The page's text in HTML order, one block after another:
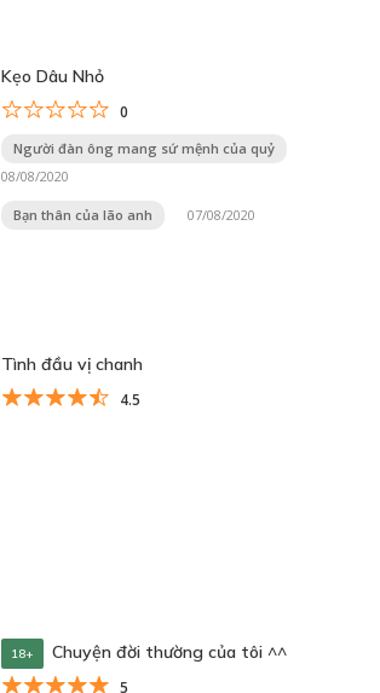
Kẹo Dâu Nhỏ
0
Người đàn ông mang sứ mệnh của quỷ
08/08/2020
Bạn thân của lão anh 07/08/2020
Tình đầu vị chanh
4.5
18+ Chuyện đời thường của tôi ^^
5